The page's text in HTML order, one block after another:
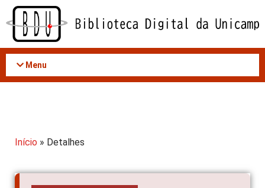
Acessar
conteúdo
Menu
Início » Detalhes